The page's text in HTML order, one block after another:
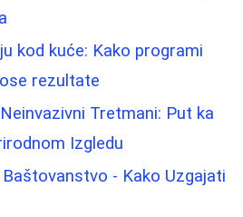
kod kuće: Kako programi
rezultate
Tretmani: Put ka
Izgledu
- Kako Uzgajati